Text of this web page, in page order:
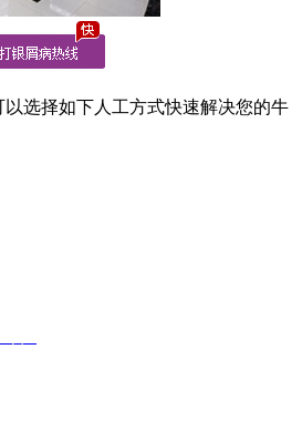
选择如下人工方式快速解决您的牛